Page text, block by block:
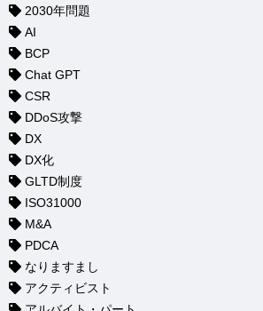
2030年問題
AI
BCP
Chat GPT
CSR
DDoS攻撃
DX
DX化
GLTD制度
ISO31000
M&A
PDCA
なりますまし
アクティビスト